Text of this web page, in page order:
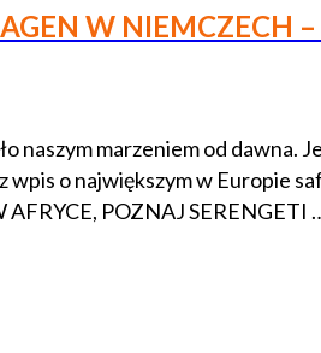
W NIEMCZECH
naszym marzeniem od dawna.
o największym w Europie
POZNAJ SERENGETI